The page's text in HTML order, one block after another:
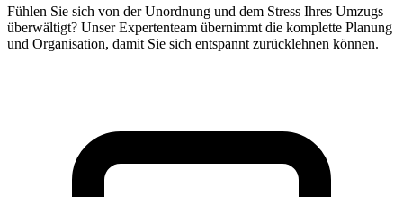
Fühlen Sie sich von der Unordnung und dem Stress Ihres Umzugs
überwältigt? Unser Expertenteam übernimmt die komplette Planung
und Organisation, damit Sie sich entspannt zurücklehnen können.